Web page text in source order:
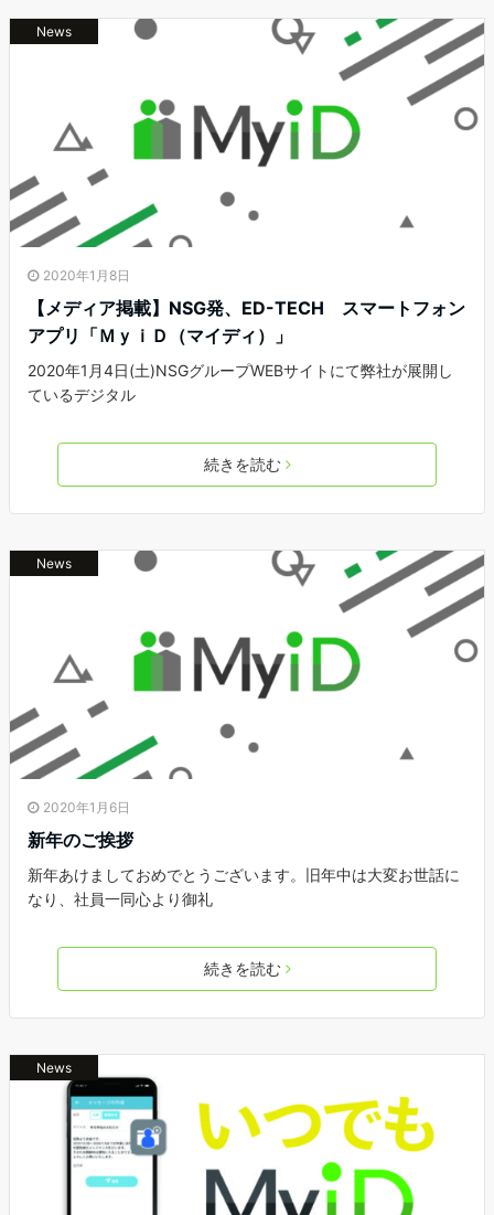
News
2020年1月8日
【メディア掲載】NSG発、ED-TECH スマートフォン
アプリ「ＭｙｉＤ（マイディ）」
2020年1月4日(土)NSGグループWEBサイトにて弊社が展開し
ているデジタル
続きを読む
News
2020年1月6日
新年のご挨拶
新年あけましておめでとうございます。旧年中は大変お世話に
なり、社員一同心より御礼
続きを読む
News